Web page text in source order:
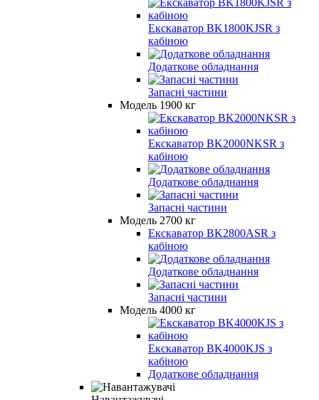
Екскаватор BK1800KJSR з
кабіною
Додаткове обладнання
Запасні частини
Модель 1900 кг
Екскаватор BK2000NKSR з
кабіною
Додаткове обладнання
Запасні частини
Модель 2700 кг
Екскаватор BK2800ASR з
кабіною
Додаткове обладнання
Запасні частини
Модель 4000 кг
Екскаватор BK4000KJS з
кабіною
Додаткове обладнання